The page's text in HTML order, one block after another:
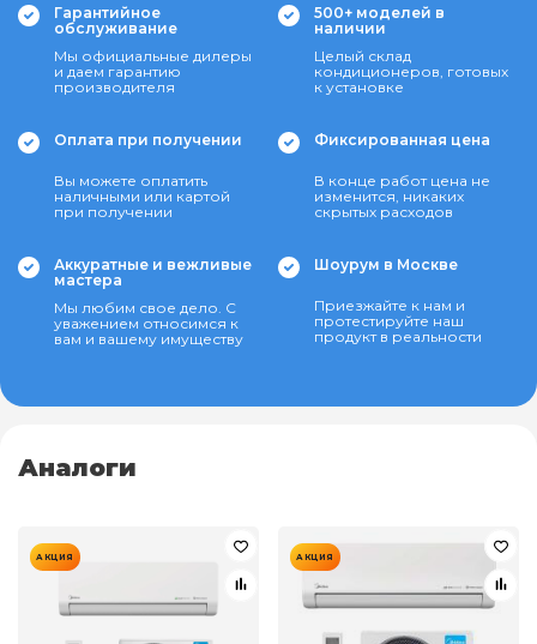
Гарантийное
обслуживание
Мы официальные дилеры
и даем гарантию
производителя
500+ моделей в
наличии
Целый склад
кондиционеров, готовых
к установке
Оплата при получении
Вы можете оплатить
наличными или картой
при получении
Фиксированная цена
В конце работ цена не
изменится, никаких
скрытых расходов
Аккуратные и вежливые
мастера
Мы любим свое дело. С
уважением относимся к
вам и вашему имуществу
Шоурум в Москве
Приезжайте к нам и
протестируйте наш
продукт в реальности
Аналоги
АКЦИЯ АКЦИЯ